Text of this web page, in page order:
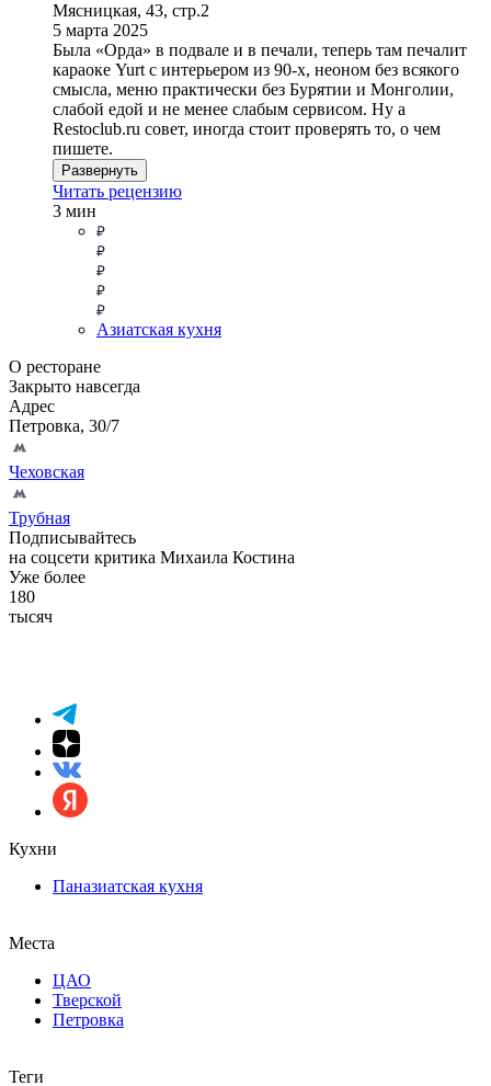
Мясницкая, 43, стр.2
5 марта 2025
Была «Орда» в подвале и в печали, теперь там печалит
караоке Yurt с интерьером из 90-х, неоном без всякого
смысла, меню практически без Бурятии и Монголии,
слабой едой и не менее слабым сервисом. Ну а
Restoclub.ru совет, иногда стоит проверять то, о чем
пишете.
Развернуть
Читать рецензию
3 мин
Азиатская кухня
О ресторане
Закрыто навсегда
Адрес
Петровка, 30/7
Чеховская
Трубная
Подписывайтесь
на соцсети критика Михаила Костина
Уже более
180
тысяч
Кухни
Паназиатская кухня
Места
ЦАО
Тверской
Петровка
Теги